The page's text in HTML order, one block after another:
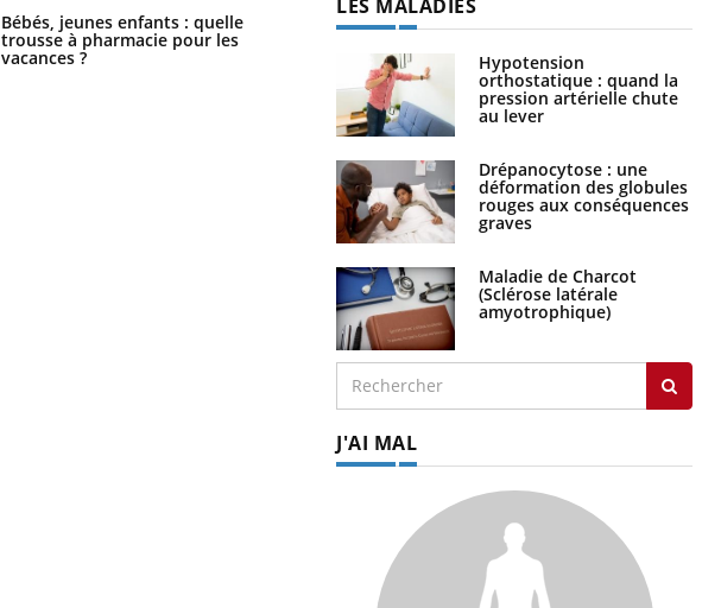
Bébés, jeunes enfants : quelle
trousse à pharmacie pour les
vacances ?
Syndrome métabolique : quels sont
les meilleurs exercices physiques ?
LES MALADIES
Hypotension
orthostatique : quand la
pression artérielle chute
au lever
Drépanocytose : une
déformation des globules
rouges aux conséquences
graves
Maladie de Charcot
(Sclérose latérale
amyotrophique)
J'AI MAL